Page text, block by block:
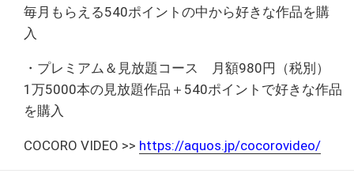
毎月もらえる540ポイントの中から好きな作品を購
入
・プレミアム＆見放題コース 月額980円（税別）
1万5000本の見放題作品＋540ポイントで好きな作品
を購入
COCORO VIDEO >> https://aquos.jp/cocorovideo/